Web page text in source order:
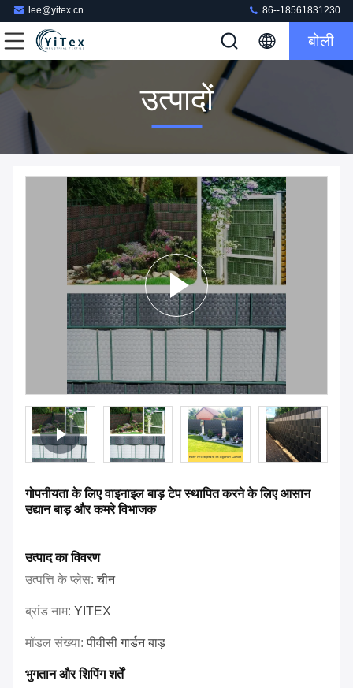
lee@yitex.cn 86--18561831230
बोली
उत्पादों
गोपनीयता के लिए वाइनाइल बाड़ टेप स्थापित करने के लिए आसान
उद्यान बाड़ और कमरे विभाजक
उत्पाद का विवरण
उत्पत्ति के प्लेस:चीन
ब्रांड नाम: YITEX
मॉडल संख्या:पीवीसी गार्डन बाड़
भुगतान और शिपिंग शर्तें